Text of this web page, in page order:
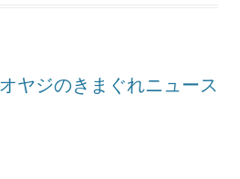
ヤジのきまぐれニュース